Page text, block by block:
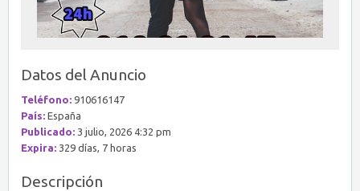
Datos del Anuncio
Teléfono: 910616147
País: España
Publicado: 3 julio, 2026 4:32 pm
Expira: 329 días, 7 horas
Descripción